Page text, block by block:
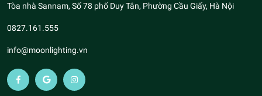
Tòa nhà Sannam, Số 78 phố Duy Tân, Phường Cầu Giấy, Hà Nội
0827.161.555
info@moonlighting.vn